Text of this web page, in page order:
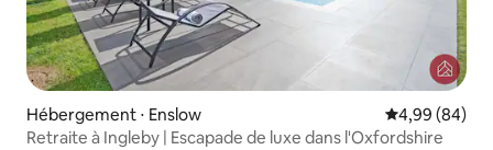
Hébergement ⋅ Enslow Évaluation
4,99 (84)
Retraite à Ingleby | Escapade de luxe dans l'Oxfordshire